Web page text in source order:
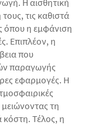
Η αισθητική
τις καθιστά
όπου η εμφάνιση
Επιπλέον, η
που
παραγωγής
εφαρμογές. Η
μειώνοντας τη
κόστη. Τέλος, η